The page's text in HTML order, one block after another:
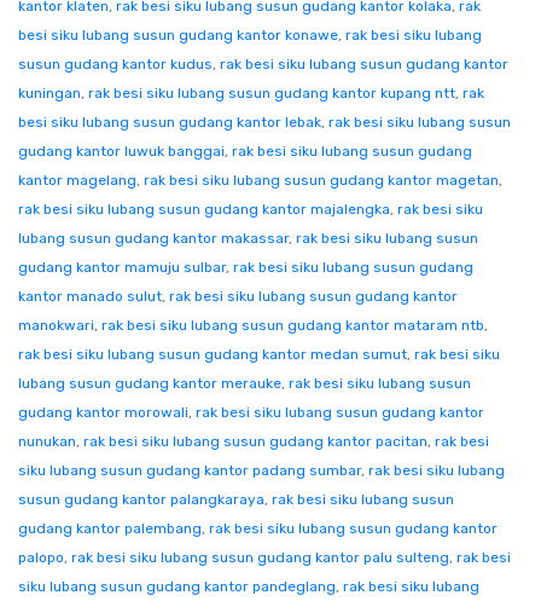
kantor klaten, rak besi siku lubang susun gudang kantor kolaka, rak
besi siku lubang susun gudang kantor konawe, rak besi siku lubang
susun gudang kantor kudus, rak besi siku lubang susun gudang kantor
kuningan, rak besi siku lubang susun gudang kantor kupang ntt, rak
besi siku lubang susun gudang kantor lebak, rak besi siku lubang susun
gudang kantor luwuk banggai, rak besi siku lubang susun gudang
kantor magelang, rak besi siku lubang susun gudang kantor magetan,
rak besi siku lubang susun gudang kantor majalengka, rak besi siku
lubang susun gudang kantor makassar, rak besi siku lubang susun
gudang kantor mamuju sulbar, rak besi siku lubang susun gudang
kantor manado sulut, rak besi siku lubang susun gudang kantor
manokwari, rak besi siku lubang susun gudang kantor mataram ntb,
rak besi siku lubang susun gudang kantor medan sumut, rak besi siku
lubang susun gudang kantor merauke, rak besi siku lubang susun
gudang kantor morowali, rak besi siku lubang susun gudang kantor
nunukan, rak besi siku lubang susun gudang kantor pacitan, rak besi
siku lubang susun gudang kantor padang sumbar, rak besi siku lubang
susun gudang kantor palangkaraya, rak besi siku lubang susun
gudang kantor palembang, rak besi siku lubang susun gudang kantor
palopo, rak besi siku lubang susun gudang kantor palu sulteng, rak besi
siku lubang susun gudang kantor pandeglang, rak besi siku lubang